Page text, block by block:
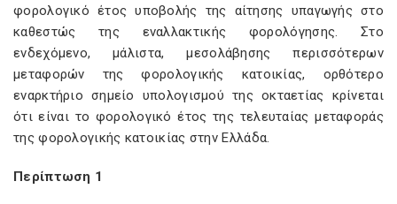
φορολογικό έτος υποβολής της αίτησης υπαγωγής στο
καθεστώς της εναλλακτικής φορολόγησης. Στο
ενδεχόμενο, μάλιστα, μεσολάβησης περισσότερων
μεταφορών της φορολογικής κατοικίας, ορθότερο
εναρκτήριο σημείο υπολογισμού της οκταετίας κρίνεται
ότι είναι το φορολογικό έτος της τελευταίας μεταφοράς
της φορολογικής κατοικίας στην Ελλάδα.
Περίπτωση 1